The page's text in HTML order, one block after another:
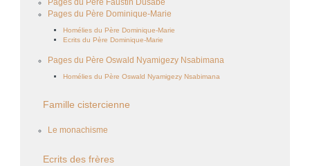
Pages du Père Faustin Dusabe
Pages du Père Dominique-Marie
Homélies du Père Dominique-Marie
Ecrits du Père Dominique-Marie
Pages du Père Oswald Nyamigezy Nsabimana
Homélies du Père Oswald Nyamigezy Nsabimana
Famille cistercienne
Le monachisme
Ecrits des frères